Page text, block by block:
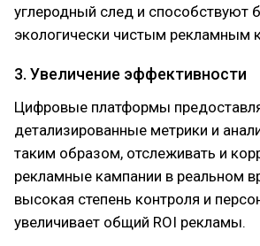
углеродный след и способствуют
экологически чистым рекламным
3. Увеличение эффективности
Цифровые платформы
детализированные метрики и
таким образом, отслеживать и
рекламные кампании в реальном
высокая степень контроля и
увеличивает общий ROI рекламы.